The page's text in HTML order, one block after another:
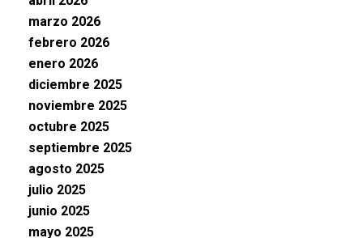
marzo 2026
febrero 2026
enero 2026
diciembre 2025
noviembre 2025
octubre 2025
septiembre 2025
agosto 2025
julio 2025
junio 2025
mayo 2025